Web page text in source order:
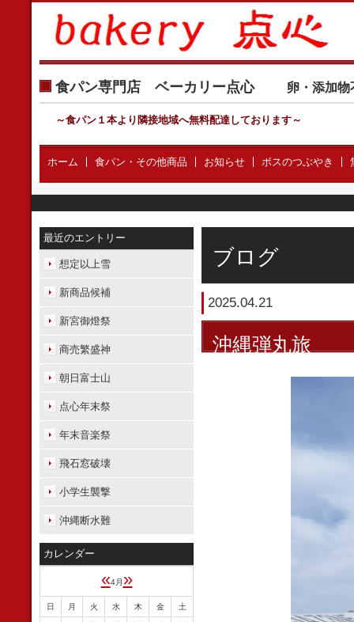
食パン専門店 ベーカリー点心 卵・添加
～食パン１本より隣接地域へ無料配達しております～
ホーム 食パン・その他商品 お知らせ ボスのつぶやき
ブログ
2025.04.21
沖縄弾丸旅
最近のエントリー
想定以上雪
新商品候補
新宮御燈祭
商売繁盛神
朝日富士山
点心年末祭
年末音楽祭
飛石窓破壊
小学生襲撃
沖縄断水難
カレンダー
«4月 »
日 月 火 水 木 金 土